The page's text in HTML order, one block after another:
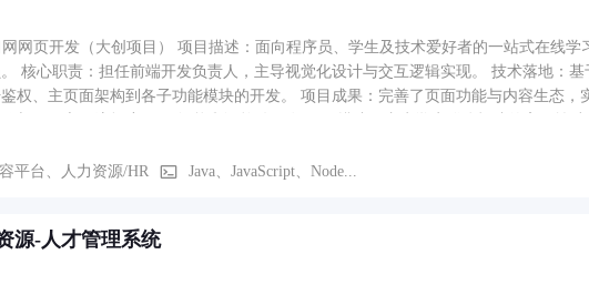
网网页开发（大创项目） 项目描述：面向程序员、学生及技术爱好者的一站式在线
核心职责：担任前端开发负责人，主导视觉化设计与交互逻辑实现。 技术落地：基
权、主页面架构到各子功能模块的开发。 项目成果：完善了页面功能与内容生态
知名翻译软件的成熟接口。 项目成果：实现了多模型并发调用与结果优选，保证了
的传统稳健架构，实现了复杂业务逻辑的数据处理与持久化。 项目成果：系统功能
平台、人力资源/HR Java、JavaScript、Node...
源-人才管理系统